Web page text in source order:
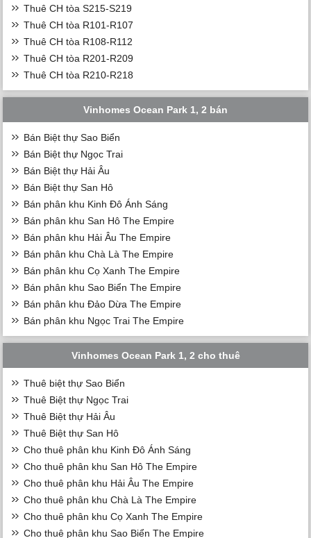
Thuê CH tòa S215-S219
Thuê CH tòa R101-R107
Thuê CH tòa R108-R112
Thuê CH tòa R201-R209
Thuê CH tòa R210-R218
Vinhomes Ocean Park 1, 2 bán
Bán Biệt thự Sao Biển
Bán Biệt thự Ngọc Trai
Bán Biệt thự Hải Âu
Bán Biệt thự San Hô
Bán phân khu Kinh Đô Ánh Sáng
Bán phân khu San Hô The Empire
Bán phân khu Hải Âu The Empire
Bán phân khu Chà Là The Empire
Bán phân khu Cọ Xanh The Empire
Bán phân khu Sao Biển The Empire
Bán phân khu Đảo Dừa The Empire
Bán phân khu Ngọc Trai The Empire
Vinhomes Ocean Park 1, 2 cho thuê
Thuê biệt thự Sao Biển
Thuê Biệt thự Ngọc Trai
Thuê Biệt thự Hải Âu
Thuê Biệt thự San Hô
Cho thuê phân khu Kinh Đô Ánh Sáng
Cho thuê phân khu San Hô The Empire
Cho thuê phân khu Hải Âu The Empire
Cho thuê phân khu Chà Là The Empire
Cho thuê phân khu Cọ Xanh The Empire
Cho thuê phân khu Sao Biển The Empire